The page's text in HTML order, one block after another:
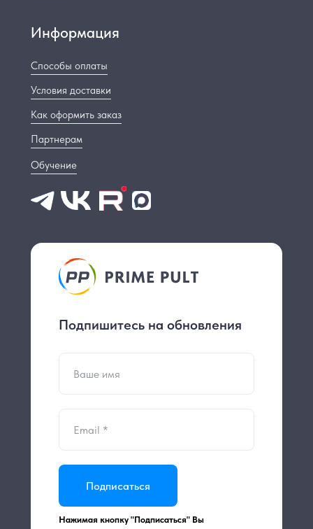
Информация
Способы оплаты
Условия доставки
Как оформить заказ
Обучение
Партнерам
Подписаться
Подпишитесь на обновления
Нажимая кнопку "Подписаться" Вы